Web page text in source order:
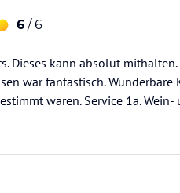
6 / 6
Dieses kann absolut mithalten.
war fantastisch. Wunderbare
waren. Service 1a. Wein-